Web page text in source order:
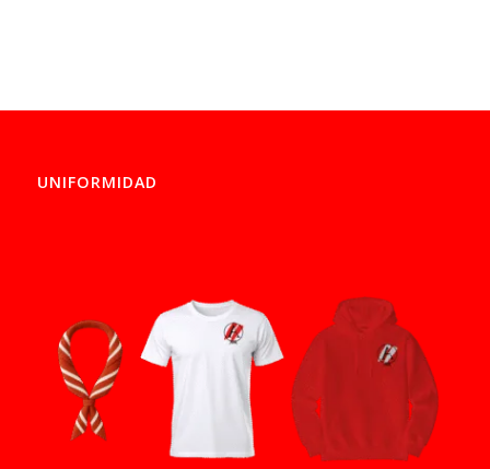
UNIFORMIDAD